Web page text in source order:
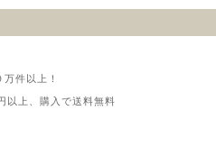
件以上！
以上、購入で送料無料